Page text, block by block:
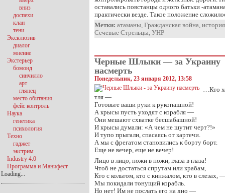
оставались повстанцы одного батьки -
практически везде. Такое положение
Метки: атаманы, Гражданская война, история
Сечевые Стрельцы, УНР
Черные Шлыки — за Украину
насмерть
Понедельник, 23 января 2012, 13:58
…Кто
тля —
Готовьте ваши руки к рукопашной!
А крысы пусть уходят с корабля —
Они мешают схватке бесшабашной!
И крысы думали: «А чем не шутит черт?!»
И тупо прыгали, спасаясь от картечи.
А мы с фрегатом становились к борту борт.
Еще не вечер, еще не вечер!
Лицо в лицо, ножи в ножи, глаза в глаза!
Чтоб не достаться спрутам или крабам,
Кто с кольтом, кто с кинжалом, кто в слезах,
Мы покидали тонущий корабль.
Но нет! Им не послать его на дно —
вниз
доспехи
клан
тени
Эксклюзив
диалог
мнение
Экстерьер
бомонд
синчилло
арт
глянец
место обитания
фейс контроль
Наука
генетика
психология
Техно
гаджет
экстрим
Industry 4.0
Программа и Манифест
Loading...